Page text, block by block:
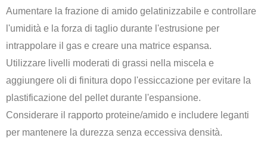
Aumentare la frazione di amido gelatinizzabile e controllare
l'umidità e la forza di taglio durante l'estrusione per
intrappolare il gas e creare una matrice espansa.
Utilizzare livelli moderati di grassi nella miscela e
aggiungere oli di finitura dopo l'essiccazione per evitare la
plastificazione del pellet durante l'espansione.
Considerare il rapporto proteine/amido e includere leganti
per mantenere la durezza senza eccessiva densità.